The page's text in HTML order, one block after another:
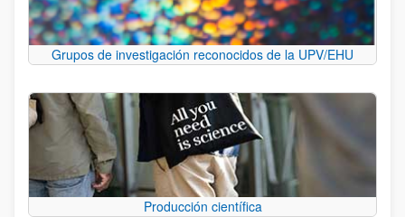
Grupos de investigación reconocidos de la UPV/EHU
Producción científica